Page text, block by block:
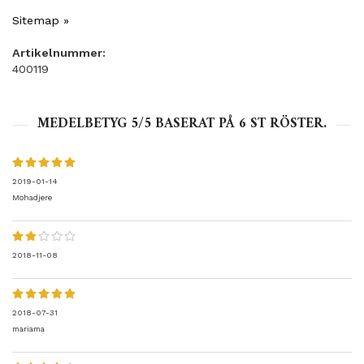
Sitemap »
Artikelnummer:
400119
MEDELBETYG 5/5 BASERAT PÅ 6 ST RÖSTER.
2019-01-14
Mohadjere
2018-11-08
2018-07-31
mariama